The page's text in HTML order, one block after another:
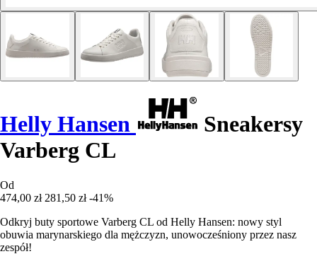
Helly Hansen
Sneakersy
Varberg CL
Od
474,00 zł 281,50 zł -41%
Odkryj buty sportowe Varberg CL od Helly Hansen: nowy styl
obuwia marynarskiego dla mężczyzn, unowocześniony przez nasz
zespół!